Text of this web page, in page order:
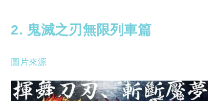
2. 鬼滅之刃無限列車篇
圖片來源